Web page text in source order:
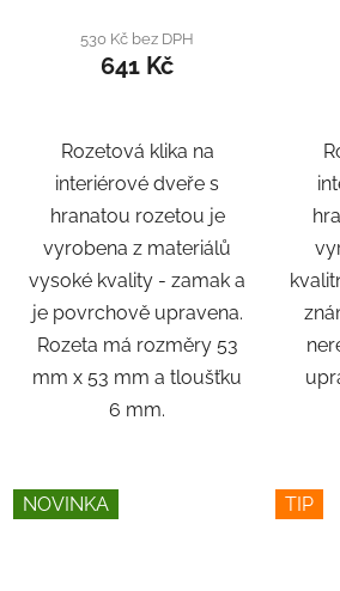
530 Kč bez DPH
641 Kč
Rozetová klika na
interiérové ​​dveře s
hranatou rozetou je
vyrobena z materiálů
vysoké kvality - zamak a
je povrchově upravena.
Rozeta má rozměry 53
mm x 53 mm a tloušťku
6 mm.
NOVINKA TIP